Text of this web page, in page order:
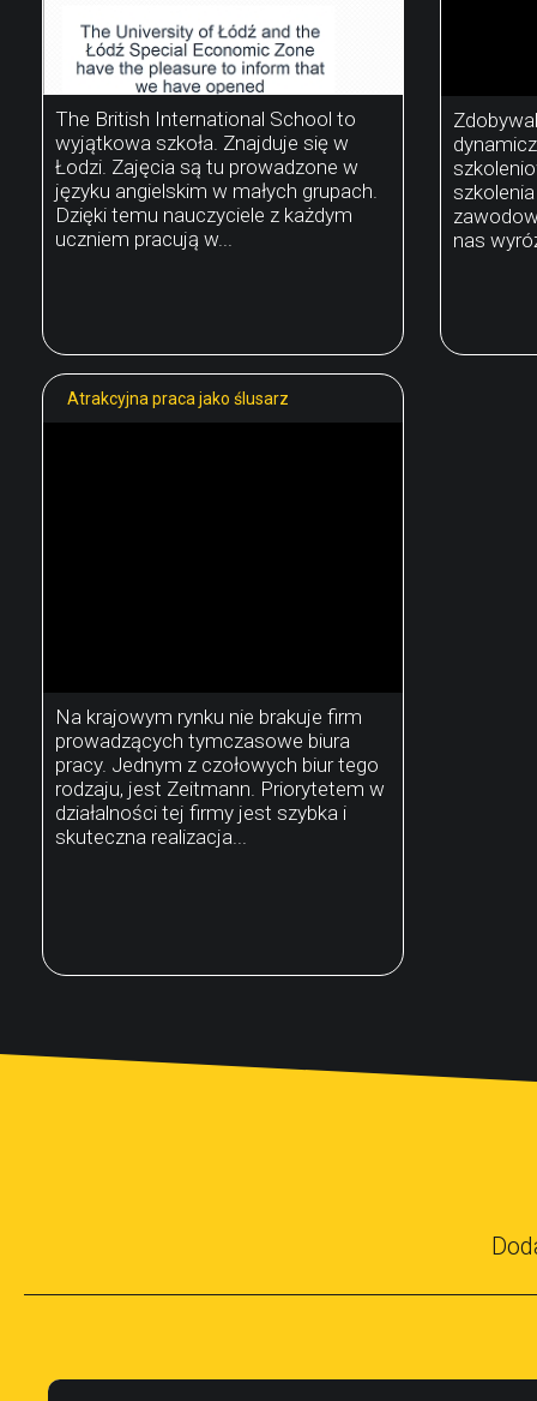
The British International School to
wyjątkowa szkoła. Znajduje się w
Łodzi. Zajęcia są tu prowadzone w
języku angielskim w małych grupach.
Dzięki temu nauczyciele z każdym
uczniem pracują w...
nas
Atrakcyjna praca jako ślusarz
Na krajowym rynku nie brakuje firm
prowadzących tymczasowe biura
pracy. Jednym z czołowych biur tego
rodzaju, jest Zeitmann. Priorytetem w
działalności tej firmy jest szybka i
skuteczna realizacja...